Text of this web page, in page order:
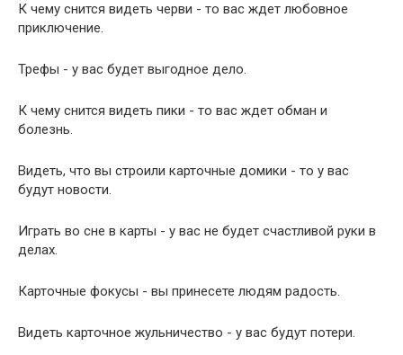
К чему снится видеть черви - то вас ждет любовное
приключение.
Трефы - у вас будет выгодное дело.
К чему снится видеть пики - то вас ждет обман и
болезнь.
Видеть, что вы строили карточные домики - то у вас
будут новости.
Играть во сне в карты - у вас не будет счастливой руки в
делах.
Карточные фокусы - вы принесете людям радость.
Видеть карточное жульничество - у вас будут потери.